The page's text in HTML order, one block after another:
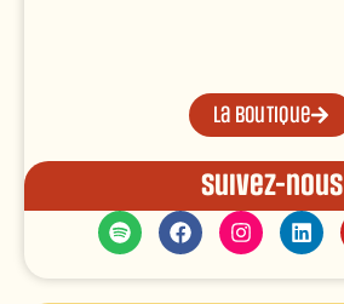
La boutique
Suivez-nous